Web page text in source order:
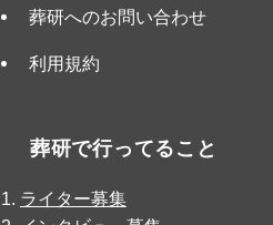
葬研へのお問い合わせ
利用規約
葬研で行ってること
ライター募集